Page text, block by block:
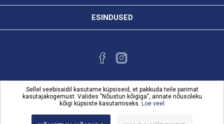
ESINDUSED
Copyright © 2026 Karl Bilder e-teenindus. Kõik õigused
Sellel veebisaidil kasutame küpsiseid, et pakkuda teile parimat
kasutajakogemust. Valides "Nõustun kõigiga", annate nõusoleku
kõigi küpsiste kasutamiseks. Loe veel